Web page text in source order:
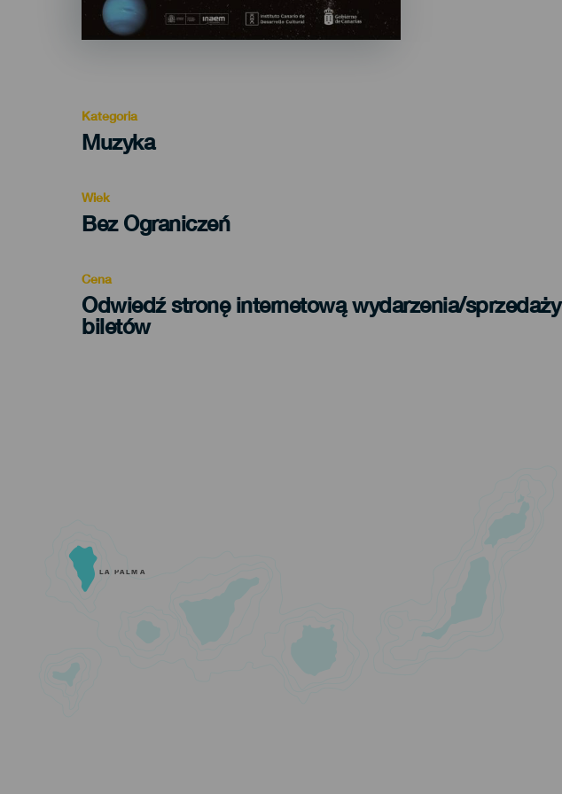
Kategoria
Categoría
Muzyka
Wiek
Edad
Recomendada
Bez Ograniczeń
Cena
Odwiedź stronę internetową wydarzenia/sprzedaży
biletów
LA PALMA